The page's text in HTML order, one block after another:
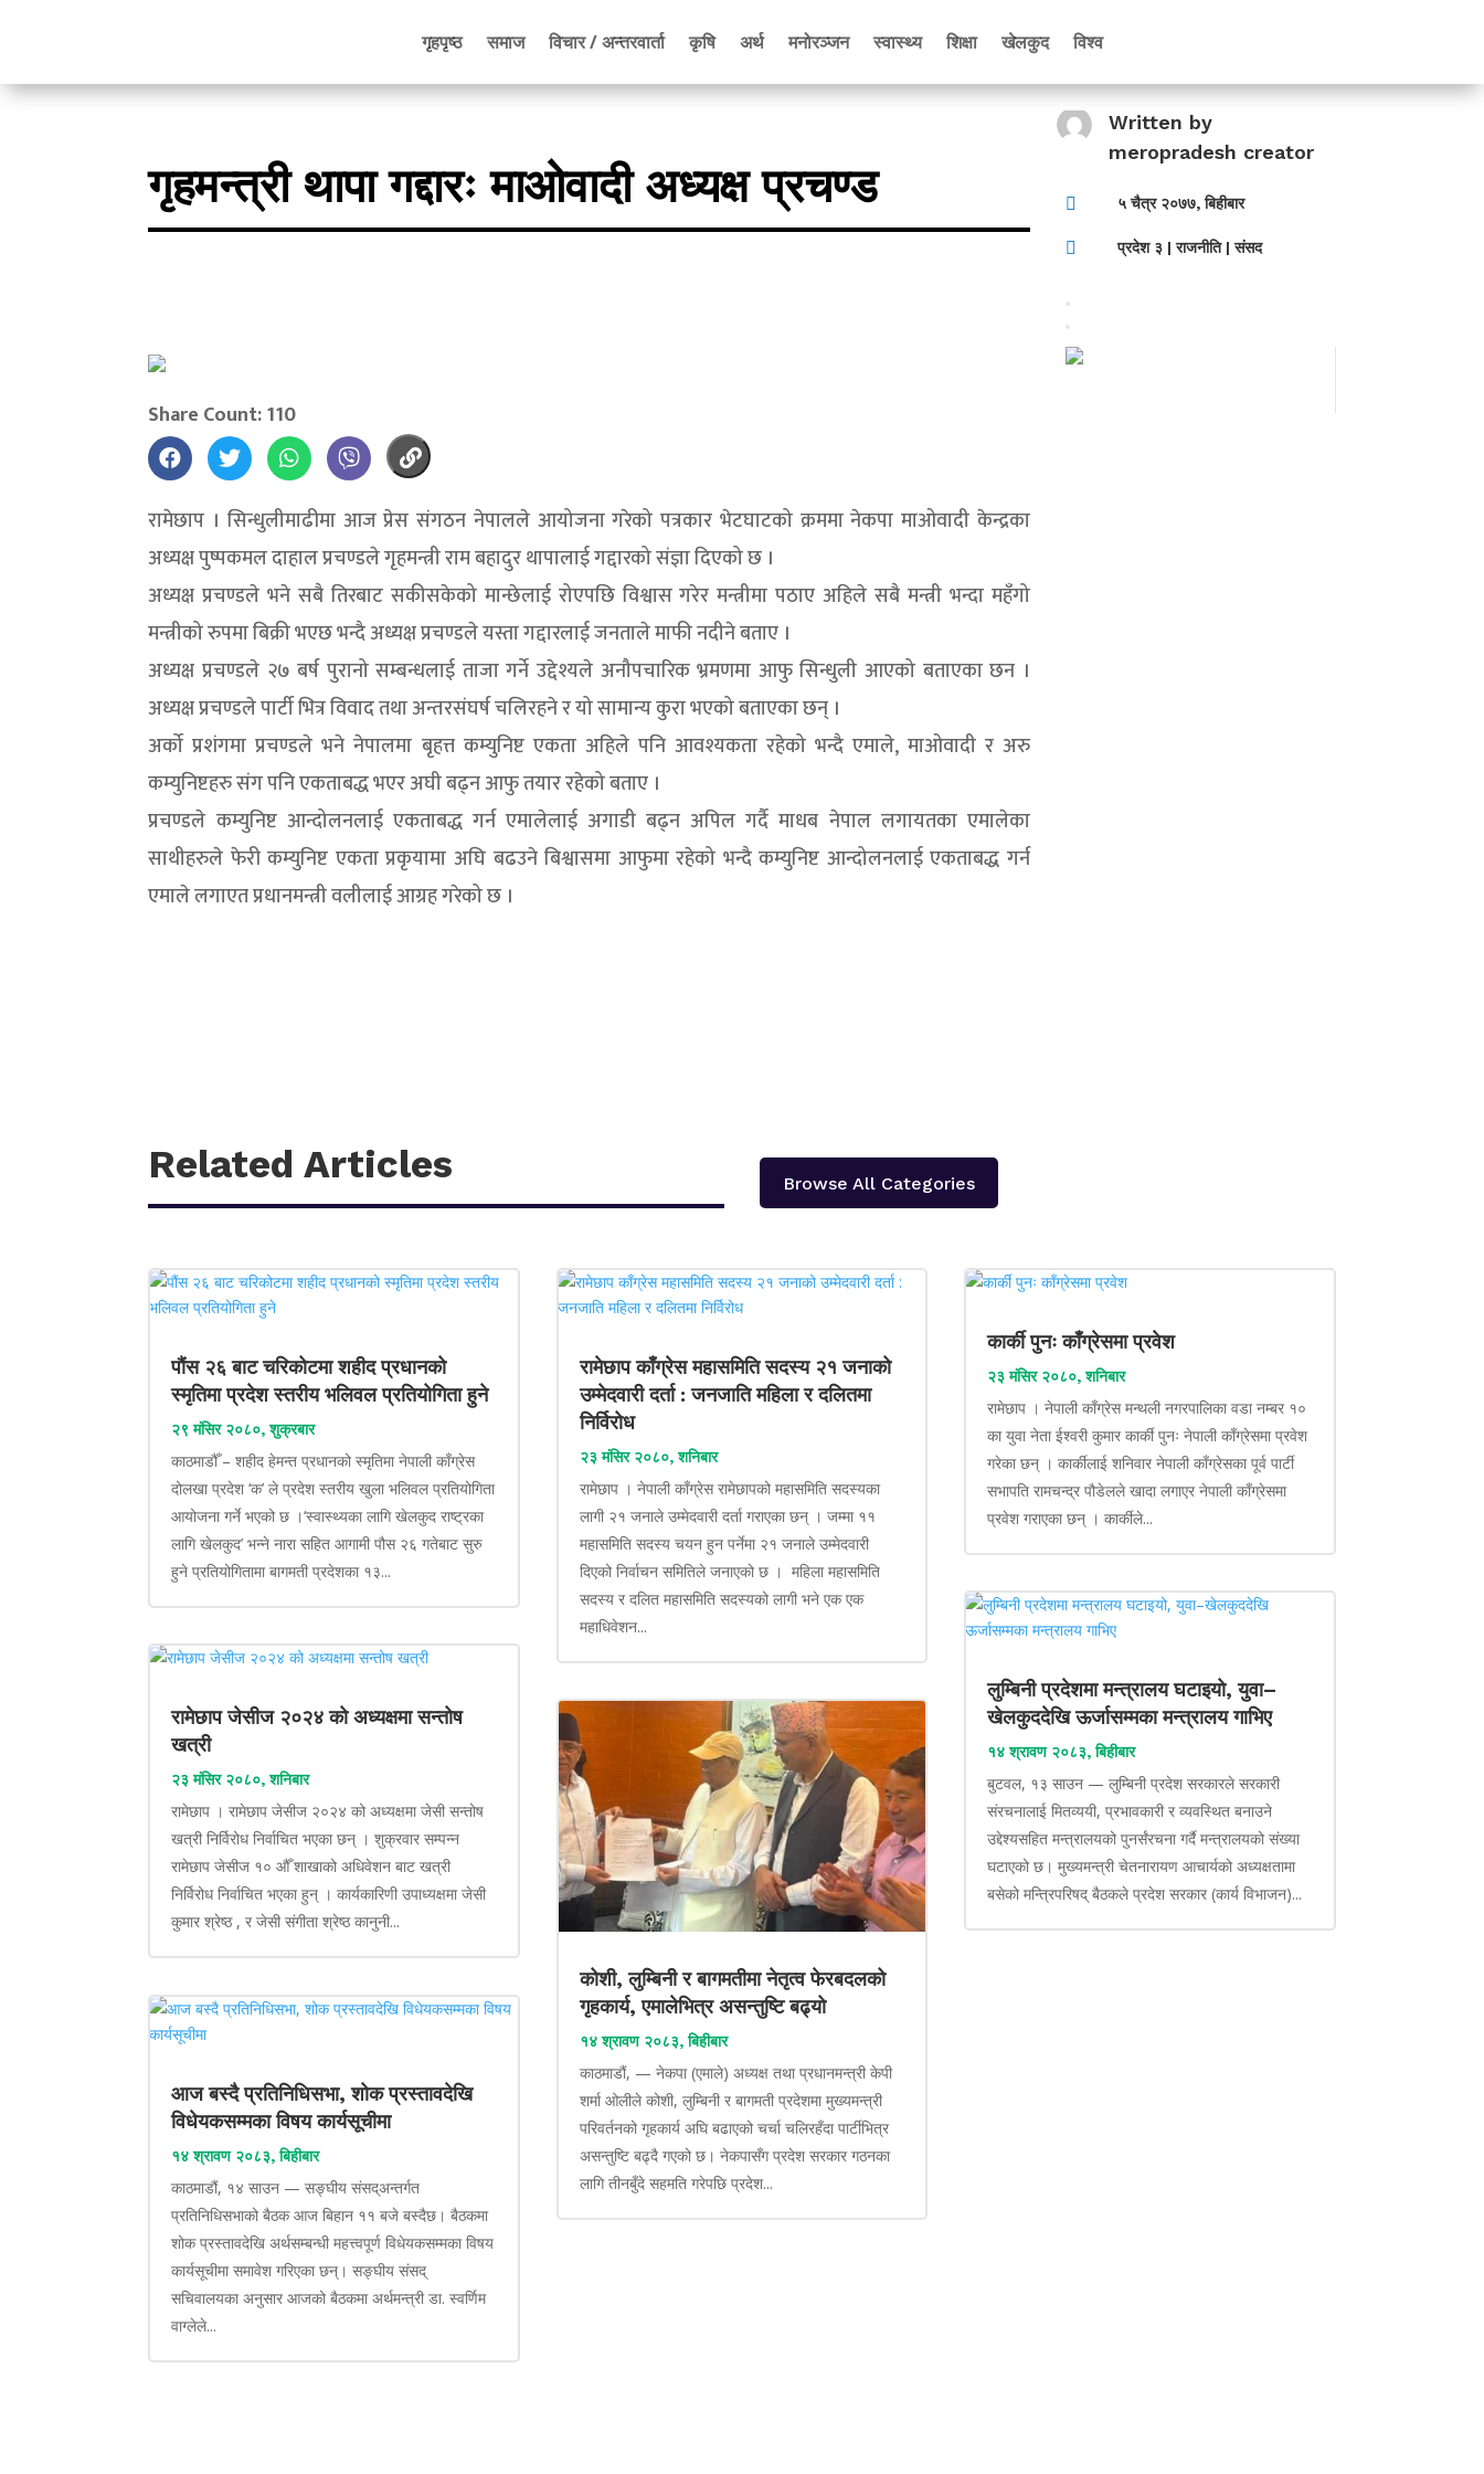
गृहपृष्ठ समाज विचार / अन्तरवार्ता कृषि अर्थ मनोरञ्जन स्वास्थ्य शिक्षा खेलकुद विश्व
गृहमन्त्री थापा गद्दारः माओवादी अध्यक्ष प्रचण्ड
Written by
meropradesh creator
 ५ चैत्र २०७७, बिहीबार
 प्रदेश ३ |राजनीति|संसद
Share Count: 110
रामेछाप । सिन्धुलीमाढीमा आज प्रेस संगठन नेपालले आयोजना गरेको पत्रकार भेटघाटको क्रममा नेकपा माओवादी केन्द्रका
अध्यक्ष पुष्पकमल दाहाल प्रचण्डले गृहमन्त्री राम बहादुर थापालाई गद्दारको संज्ञा दिएको छ ।
अध्यक्ष प्रचण्डले भने सबै तिरबाट सकीसकेको मान्छेलाई रोएपछि विश्वास गरेर मन्त्रीमा पठाए अहिले सबै मन्त्री भन्दा महँगो
मन्त्रीको रुपमा बिक्री भएछ भन्दै अध्यक्ष प्रचण्डले यस्ता गद्दारलाई जनताले माफी नदीने बताए ।
अध्यक्ष प्रचण्डले २७ बर्ष पुरानो सम्बन्धलाई ताजा गर्ने उद्देश्यले अनौपचारिक भ्रमणमा आफु सिन्धुली आएको बताएका छन ।
अध्यक्ष प्रचण्डले पार्टी भित्र विवाद तथा अन्तरसंघर्ष चलिरहने र यो सामान्य कुरा भएको बताएका छन् ।
अर्को प्रशंगमा प्रचण्डले भने नेपालमा बृहत्त कम्युनिष्ट एकता अहिले पनि आवश्यकता रहेको भन्दै एमाले, माओवादी र अरु
कम्युनिष्टहरु संग पनि एकताबद्ध भएर अघी बढ्न आफु तयार रहेको बताए ।
प्रचण्डले कम्युनिष्ट आन्दोलनलाई एकताबद्ध गर्न एमालेलाई अगाडी बढ्न अपिल गर्दै माधब नेपाल लगायतका एमालेका
साथीहरुले फेरी कम्युनिष्ट एकता प्रकृयामा अघि बढउने बिश्वासमा आफुमा रहेको भन्दै कम्युनिष्ट आन्दोलनलाई एकताबद्ध गर्न
एमाले लगाएत प्रधानमन्त्री वलीलाई आग्रह गरेको छ ।
Related Articles Browse All Categories
पौंस २६ बाट चरिकोटमा शहीद प्रधानको
स्मृतिमा प्रदेश स्तरीय भलिवल प्रतियोगिता हुने
२९ मंसिर २०८०, शुक्रबार
काठमाडौँ – शहीद हेमन्त प्रधानको स्मृतिमा नेपाली काँग्रेस
दोलखा प्रदेश ‘क’ ले प्रदेश स्तरीय खुला भलिवल प्रतियोगिता
आयोजना गर्ने भएको छ ।‘स्वास्थ्यका लागि खेलकुद राष्ट्रका
लागि खेलकुद’ भन्ने नारा सहित आगामी पौस २६ गतेबाट सुरु
हुने प्रतियोगितामा बागमती प्रदेशका १३...
रामेछाप जेसीज २०२४ को अध्यक्षमा सन्तोष
खत्री
२३ मंसिर २०८०, शनिबार
रामेछाप । रामेछाप जेसीज २०२४ को अध्यक्षमा जेसी सन्तोष
खत्री निर्विरोध निर्वाचित भएका छन् । शुक्रवार सम्पन्न
रामेछाप जेसीज १० औँ शाखाको अधिवेशन बाट खत्री
निर्विरोध निर्वाचित भएका हुन् । कार्यकारिणी उपाध्यक्षमा जेसी
कुमार श्रेष्ठ , र जेसी संगीता श्रेष्ठ कानुनी...
आज बस्दै प्रतिनिधिसभा, शोक प्रस्तावदेखि
विधेयकसम्मका विषय कार्यसूचीमा
१४ श्रावण २०८३, बिहीबार
काठमाडौं, १४ साउन — सङ्घीय संसद्अन्तर्गत
प्रतिनिधिसभाको बैठक आज बिहान ११ बजे बस्दैछ। बैठकमा
शोक प्रस्तावदेखि अर्थसम्बन्धी महत्त्वपूर्ण विधेयकसम्मका विषय
कार्यसूचीमा समावेश गरिएका छन्। सङ्घीय संसद्
सचिवालयका अनुसार आजको बैठकमा अर्थमन्त्री डा. स्वर्णिम
वाग्लेले...
रामेछाप काँग्रेस महासमिति सदस्य २१ जनाको
उम्मेदवारी दर्ता : जनजाति महिला र दलितमा
निर्विरोध
२३ मंसिर २०८०, शनिबार
रामेछाप । नेपाली काँग्रेस रामेछापको महासमिति सदस्यका
लागी २१ जनाले उम्मेदवारी दर्ता गराएका छन् । जम्मा ११
महासमिति सदस्य चयन हुन पर्नेमा २१ जनाले उम्मेदवारी
दिएको निर्वाचन समितिले जनाएको छ । महिला महासमिति
सदस्य र दलित महासमिति सदस्यको लागी भने एक एक
महाधिवेशन...
कोशी, लुम्बिनी र बागमतीमा नेतृत्व फेरबदलको
गृहकार्य, एमालेभित्र असन्तुष्टि बढ्यो
१४ श्रावण २०८३, बिहीबार
काठमाडौं, — नेकपा (एमाले) अध्यक्ष तथा प्रधानमन्त्री केपी
शर्मा ओलीले कोशी, लुम्बिनी र बागमती प्रदेशमा मुख्यमन्त्री
परिवर्तनको गृहकार्य अघि बढाएको चर्चा चलिरहँदा पार्टीभित्र
असन्तुष्टि बढ्दै गएको छ। नेकपासँग प्रदेश सरकार गठनका
लागि तीनबुँदे सहमति गरेपछि प्रदेश...
कार्की पुनः काँग्रेसमा प्रवेश
२३ मंसिर २०८०, शनिबार
रामेछाप । नेपाली काँग्रेस मन्थली नगरपालिका वडा नम्बर १०
का युवा नेता ईश्वरी कुमार कार्की पुनः नेपाली काँग्रेसमा प्रवेश
गरेका छन् । कार्कीलाई शनिवार नेपाली काँग्रेसका पूर्व पार्टी
सभापति रामचन्द्र पौडेलले खादा लगाएर नेपाली काँग्रेसमा
प्रवेश गराएका छन् । कार्कीले...
लुम्बिनी प्रदेशमा मन्त्रालय घटाइयो, युवा–
खेलकुददेखि ऊर्जासम्मका मन्त्रालय गाभिए
१४ श्रावण २०८३, बिहीबार
बुटवल, १३ साउन — लुम्बिनी प्रदेश सरकारले सरकारी
संरचनालाई मितव्ययी, प्रभावकारी र व्यवस्थित बनाउने
उद्देश्यसहित मन्त्रालयको पुनर्संरचना गर्दै मन्त्रालयको संख्या
घटाएको छ। मुख्यमन्त्री चेतनारायण आचार्यको अध्यक्षतामा
बसेको मन्त्रिपरिषद् बैठकले प्रदेश सरकार (कार्य विभाजन)...